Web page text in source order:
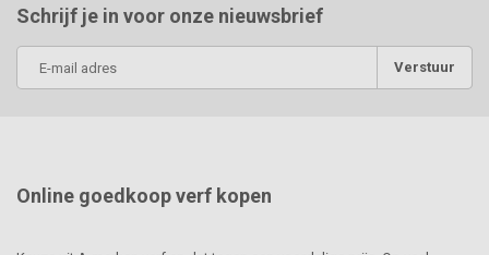
Schrijf je in voor onze nieuwsbrief
Verstuur
Online goedkoop verf kopen